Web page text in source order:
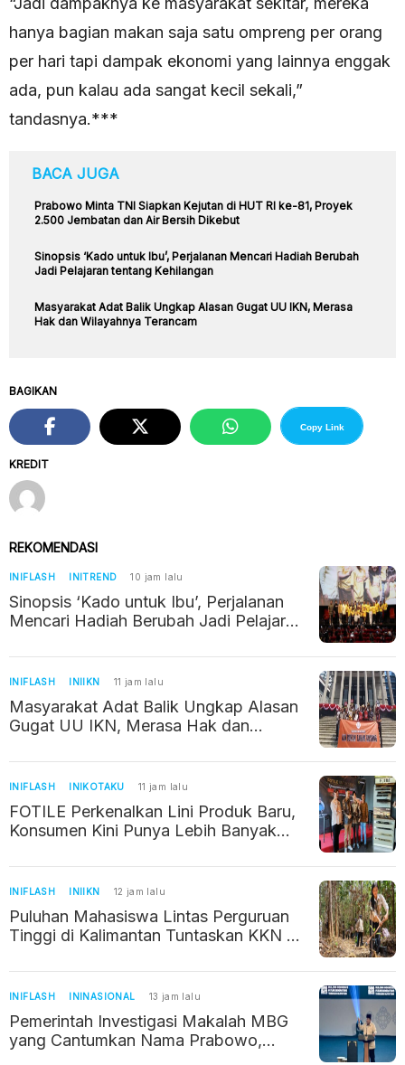
hanya bagian makan saja satu ompreng per orang
per hari tapi dampak ekonomi yang lainnya enggak
ada, pun kalau ada sangat kecil sekali,”
tandasnya.***
BACA JUGA
Prabowo Minta TNI Siapkan Kejutan di HUT RI ke-81, Proyek
2.500 Jembatan dan Air Bersih Dikebut
Sinopsis ‘Kado untuk Ibu’, Perjalanan Mencari Hadiah Berubah
Jadi Pelajaran tentang Kehilangan
Masyarakat Adat Balik Ungkap Alasan Gugat UU IKN, Merasa
Hak dan Wilayahnya Terancam
KREDIT
BAGIKAN
Copy Link
REKOMENDASI
INIFLASH INITREND 10 jam lalu
Sinopsis ‘Kado untuk Ibu’, Perjalanan
Mencari Hadiah Berubah Jadi Pelajaran
INIFLASH INIIKN 11 jam lalu
Masyarakat Adat Balik Ungkap Alasan
Gugat UU IKN, Merasa Hak dan
INIFLASH INIKOTAKU 11 jam lalu
FOTILE Perkenalkan Lini Produk Baru,
Konsumen Kini Punya Lebih Banyak
INIFLASH INIIKN 12 jam lalu
Puluhan Mahasiswa Lintas Perguruan
Tinggi di Kalimantan Tuntaskan KKN di
INIFLASH ININASIONAL 13 jam lalu
Pemerintah Investigasi Makalah MBG
yang Cantumkan Nama Prabowo,